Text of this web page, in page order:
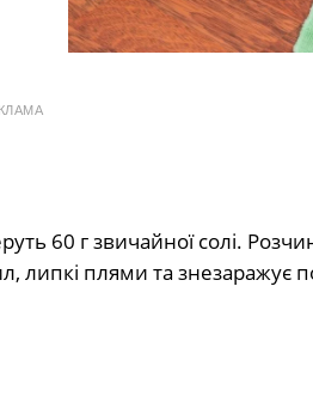
60 г звичайної солі.
липкі плями та знезаражує